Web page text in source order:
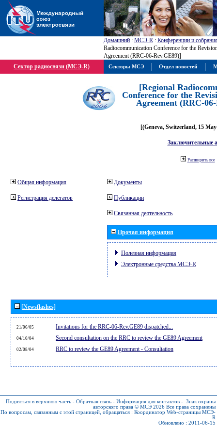
Домашний : МСЭ-R : Конференции и
Radiocommunication Conference for the
Agreement (RRC-06-Rev.GE89)]
Сектор радиосвязи (МСЭ-R)
[Regional
Conference for the
Agreement (RRC-
[(Geneva, Switzerland, 15
Заключительные
Расширить все
Общая информация
Регистрация делегатов
Документы
Публикации
Связанная деятельность
Прочая информация
Полезная информация
Электронные средства МСЭ-R
[Newsflashes]
21/06/05 Invitations for the RRC-06-Rev.GE89 dispatched...
04/10/04 Second consultation on the RRC to review the GE89 Agreement
02/08/04 RRC to review the GE89 Agreement - Consultation
Подняться в верхнюю часть - Обратная связь - Информация для контактов - Знак охраны
авторского права © МСЭ 2026 Все права сохранены
По вопросам, связанным с этой страницей, обращаться : Координатор Web-страницы МСЭ-
R
Обновлено : 2011-06-15
Секторы МСЭ Отдел новостей